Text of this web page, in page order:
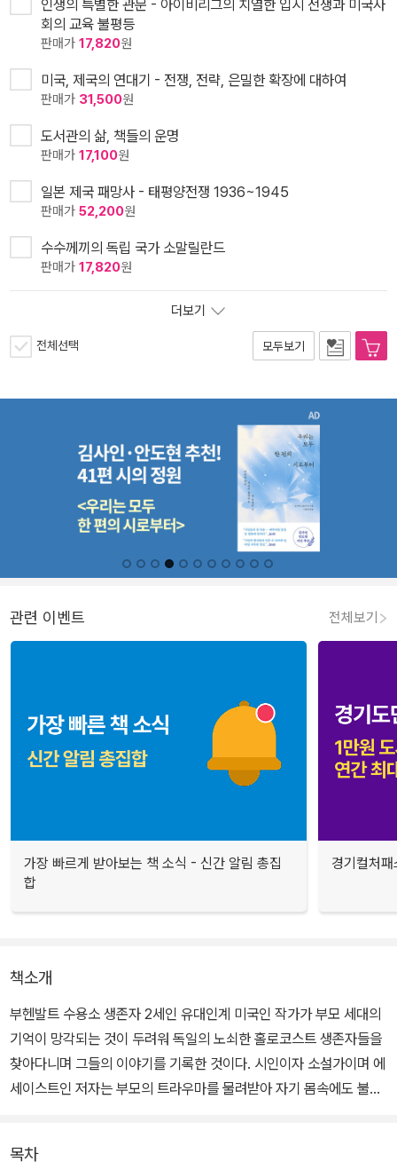
인생의 특별한 관문 - 아이비리그의 치열한 입시 전쟁과 미국사
회의 교육 불평등
판매가 17,820원
미국, 제국의 연대기 - 전쟁, 전략, 은밀한 확장에 대하여
판매가 31,500원
도서관의 삶, 책들의 운명
판매가 17,100원
일본 제국 패망사 - 태평양전쟁 1936~1945
판매가 52,200원
수수께끼의 독립 국가 소말릴란드
판매가 17,820원
더보기
전체선택 모두보기
관련 이벤트 전체보기
가장 빠르게 받아보는 책 소식 - 신간 알림 총집
합
경기컬처
책소개
부헨발트 수용소 생존자 2세인 유대인계 미국인 작가가 부모 세대의
기억이 망각되는 것이 두려워 독일의 노쇠한 홀로코스트 생존자들을
찾아다니며 그들의 이야기를 기록한 것이다. 시인이자 소설가이며 에
세이스트인 저자는 부모의 트라우마를 물려받아 자기 몸속에도 불안
목차